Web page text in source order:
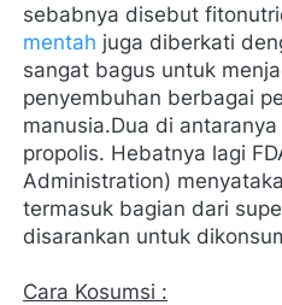
sebabnya disebut
mentah juga diberkati
sangat bagus untuk
penyembuhan berbagai
manusia.Dua di
propolis. Hebatnya lagi
Administration)
termasuk bagian dari
disarankan untuk
Cara Kosumsi :